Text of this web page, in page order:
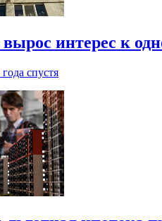
интерес к
года спустя